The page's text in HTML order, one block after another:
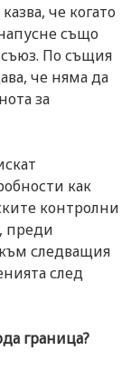
че когато
също
По същия
че няма да
за
как
контролни
преди
следващия
след
граница?